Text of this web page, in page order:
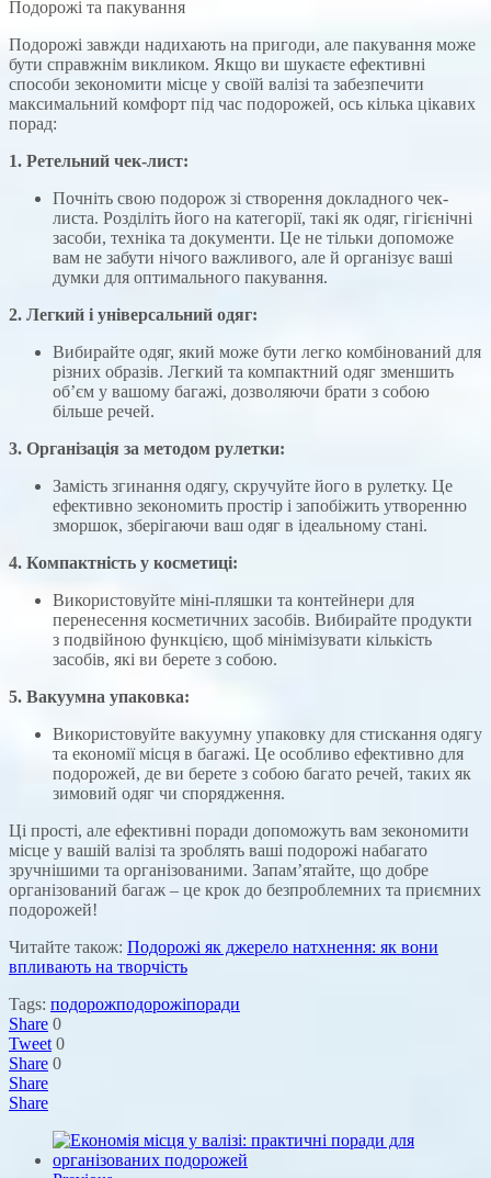
Подорожі та пакування
Подорожі завжди надихають на пригоди, але пакування може
бути справжнім викликом. Якщо ви шукаєте ефективні
способи зекономити місце у своїй валізі та забезпечити
максимальний комфорт під час подорожей, ось кілька цікавих
порад:
1. Ретельний чек-лист:
Почніть свою подорож зі створення докладного чек-
листа. Розділіть його на категорії, такі як одяг, гігієнічні
засоби, техніка та документи. Це не тільки допоможе
вам не забути нічого важливого, але й організує ваші
думки для оптимального пакування.
2. Легкий і універсальний одяг:
Вибирайте одяг, який може бути легко комбінований для
різних образів. Легкий та компактний одяг зменшить
об’єм у вашому багажі, дозволяючи брати з собою
більше речей.
3. Організація за методом рулетки:
Замість згинання одягу, скручуйте його в рулетку. Це
ефективно зекономить простір і запобіжить утворенню
зморшок, зберігаючи ваш одяг в ідеальному стані.
4. Компактність у косметиці:
Використовуйте міні-пляшки та контейнери для
перенесення косметичних засобів. Вибирайте продукти
з подвійною функцією, щоб мінімізувати кількість
засобів, які ви берете з собою.
5. Вакуумна упаковка:
Використовуйте вакуумну упаковку для стискання одягу
та економії місця в багажі. Це особливо ефективно для
подорожей, де ви берете з собою багато речей, таких як
зимовий одяг чи спорядження.
Ці прості, але ефективні поради допоможуть вам зекономити
місце у вашій валізі та зроблять ваші подорожі набагато
зручнішими та організованими. Запам’ятайте, що добре
організований багаж – це крок до безпроблемних та приємних
подорожей!
Читайте також: Подорожі як джерело натхнення: як вони
впливають на творчість
Tags: подорожподорожіпоради
Share 0
Tweet 0
Share 0
Share
Share